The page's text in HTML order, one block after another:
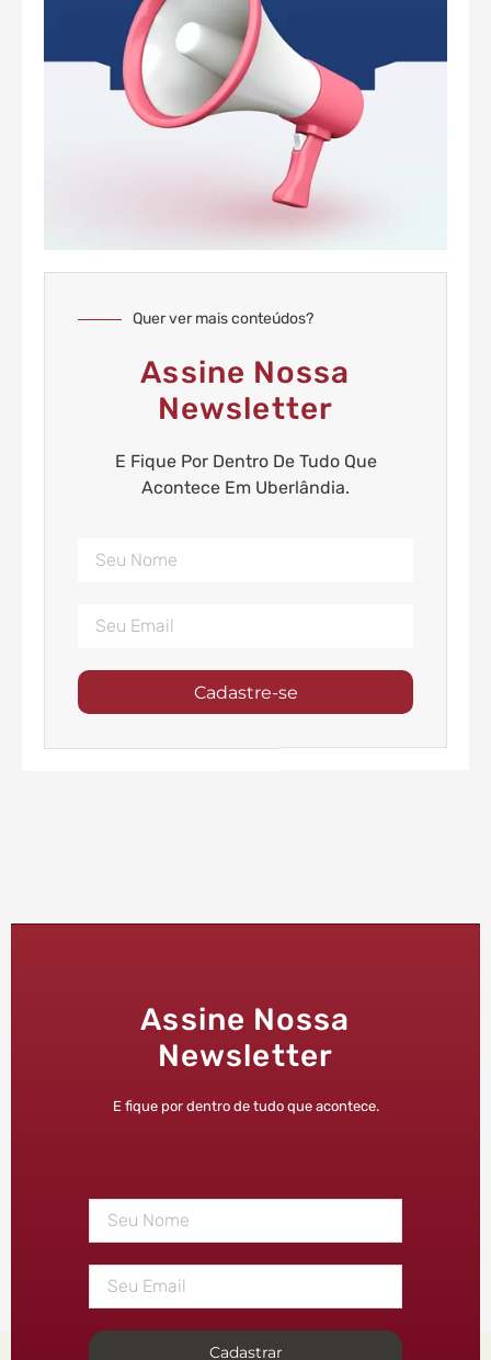
Quer ver mais conteúdos?
Assine Nossa
Newsletter
E Fique Por Dentro De Tudo Que
Acontece Em Uberlândia.
Cadastre-se
Assine Nossa
Newsletter
E fique por dentro de tudo que acontece.
Cadastrar